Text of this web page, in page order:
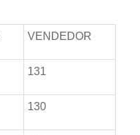
VENDEDOR
131
130